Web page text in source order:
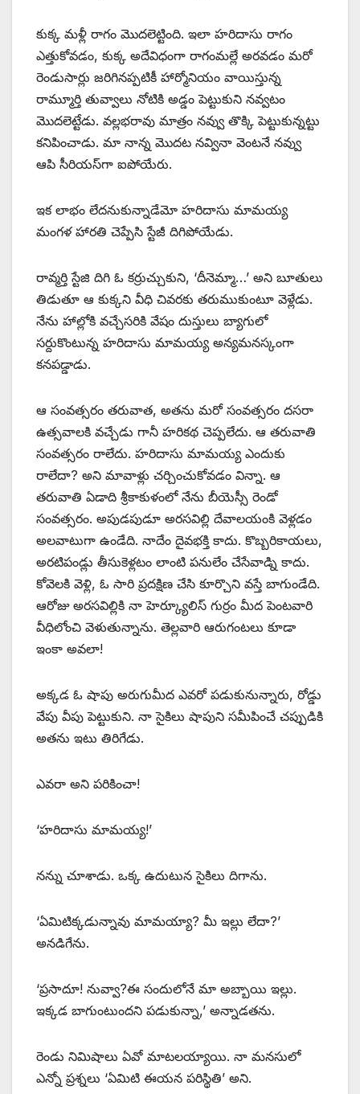
కుక్క మళ్లీ రాగం మొదలెట్టింది. ఇలా హరిదాసు రాగం
ఎత్తుకోవడం, కుక్క అదేవిధంగా రాగంమల్లే అరవడం మరో
రెండుసార్లు జరిగినప్పటికీ హార్మోనియం వాయిస్తున్న
రామ్మూర్తి తువ్వాలు నోటికి అడ్డం పెట్టుకుని నవ్వటం
మొదలెట్టేడు. వల్లభరావు మాత్రం నవ్వు తొక్కి పెట్టుకున్నట్టు
కనిపించాడు. మా నాన్న మొదట నవ్వినా వెంటనే నవ్వు
ఆపి సీరియస్‌గా ఐపోయేరు.
ఇక లాభం లేదనుకున్నాడేమో హరిదాసు మామయ్య
మంగళ హారతి చెప్పేసి స్టేజీ దిగిపోయేడు.
రావ్మర్తి స్టేజి దిగి ఓ కర్రుచ్చుకుని, ‘దీనెమ్మా…’ అని బూతులు
తిడుతూ ఆ కుక్కని వీధి చివరకు తరుముకుంటూ వెళ్లేడు.
నేను హాల్లోకి వచ్చేసరికి వేషం దుస్తులు బ్యాగులో
సర్దుకొంటున్న హరిదాసు మామయ్య అన్యమనస్కంగా
కనపడ్డాడు.
ఆ సంవత్సరం తరువాత, అతను మరో సంవత్సరం దసరా
ఉత్సవాలకి వచ్చేడు గానీ హరికథ చెప్పలేదు. ఆ తరువాతి
సంవత్సరం రాలేదు. హరిదాసు మామయ్య ఎందుకు
రాలేదా? అని మావాళ్లు చర్చించుకోవడం విన్నా. ఆ
తరువాతి ఏడాది శ్రీకాకుళంలో నేను బీయెస్సీ రెండో
సంవత్సరం. అపుడపుడూ అరసవిల్లి దేవాలయంకి వెళ్లడం
అలవాటుగా ఉండేది. నాదేం దైవభక్తి కాదు. కొబ్బరికాయలు,
అరటిపండ్లు తీసుకెళ్లటం లాంటి పనులేం చేసేవాడ్ని కాదు.
కోవెలకి వెళ్లి, ఓ సారి ప్రదక్షిణ చేసి కూర్చొని వస్తే బాగుండేది.
ఆరోజు అరసవిల్లికి నా హెర్క్యూలిస్‌ ‌గుర్రం మీద పెంటవారి
వీధిలోంచి వెళుతున్నాను. తెల్లవారి ఆరుగంటలు కూడా
ఇంకా అవలా!
అక్కడ ఓ షాపు అరుగుమీద ఎవరో పడుకునున్నారు, రోడ్డు
వేపు వీపు పెట్టుకుని. నా సైకిలు షాపుని సమీపించే చప్పుడికి
అతను ఇటు తిరిగేడు.
ఎవరా అని పరికించా!
‘హరిదాసు మామయ్య!’
నన్ను చూశాడు. ఒక్క ఉదుటున సైకిలు దిగాను.
‘ఏమిటిక్కడున్నావు మామయ్యా? మీ ఇల్లు లేదా?’
అనడిగేను.
‘ప్రసాదూ! నువ్వా?ఈ సందులోనే మా అబ్బాయి ఇల్లు.
ఇక్కడ బాగుంటుందని పడుకున్నా,’ అన్నాడతను.
రెండు నిమిషాలు ఏవో మాటలయ్యాయి. నా మనసులో
ఎన్నో ప్రశ్నలు ‘ఏమిటి ఈయన పరిస్థితి’ అని.